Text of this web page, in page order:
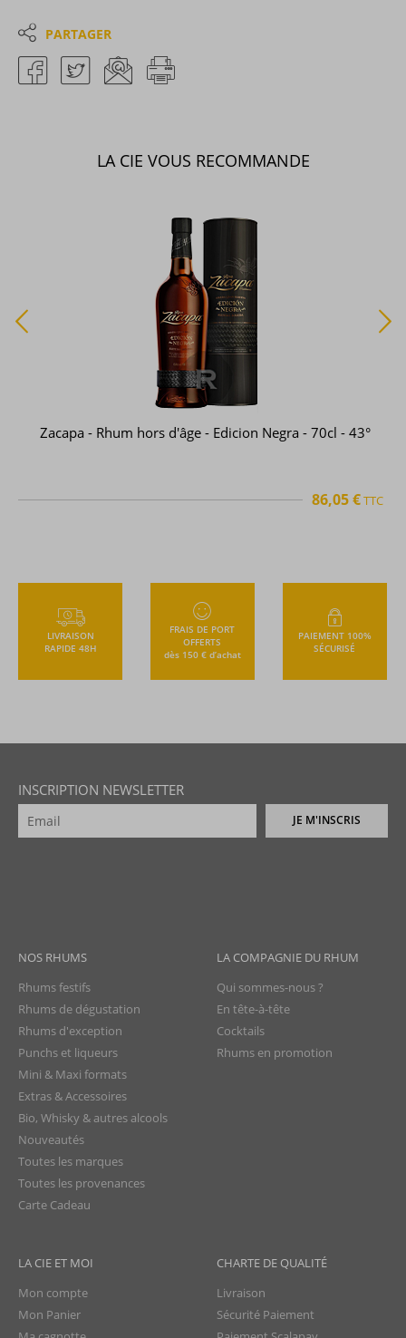
PARTAGER
LA CIE VOUS RECOMMANDE
Zacapa - Rhum hors d'âge - Edicion Negra - 70cl - 43°
86,05 €TTC
LIVRAISON
RAPIDE 48H
FRAIS DE PORT
OFFERTS
dès 150 € d’achat
PAIEMENT 100%
SÉCURISÉ
INSCRIPTION NEWSLETTER
JE M'INSCRIS
NOS RHUMS
Rhums festifs
Rhums de dégustation
Rhums d'exception
Punchs et liqueurs
Mini & Maxi formats
Extras & Accessoires
Bio, Whisky & autres alcools
Nouveautés
Toutes les marques
Toutes les provenances
Carte Cadeau
LA COMPAGNIE DU RHUM
Qui sommes-nous ?
En tête-à-tête
Cocktails
Rhums en promotion
LA CIE ET MOI
Mon compte
Mon Panier
CHARTE DE QUALITÉ
Livraison
Sécurité Paiement